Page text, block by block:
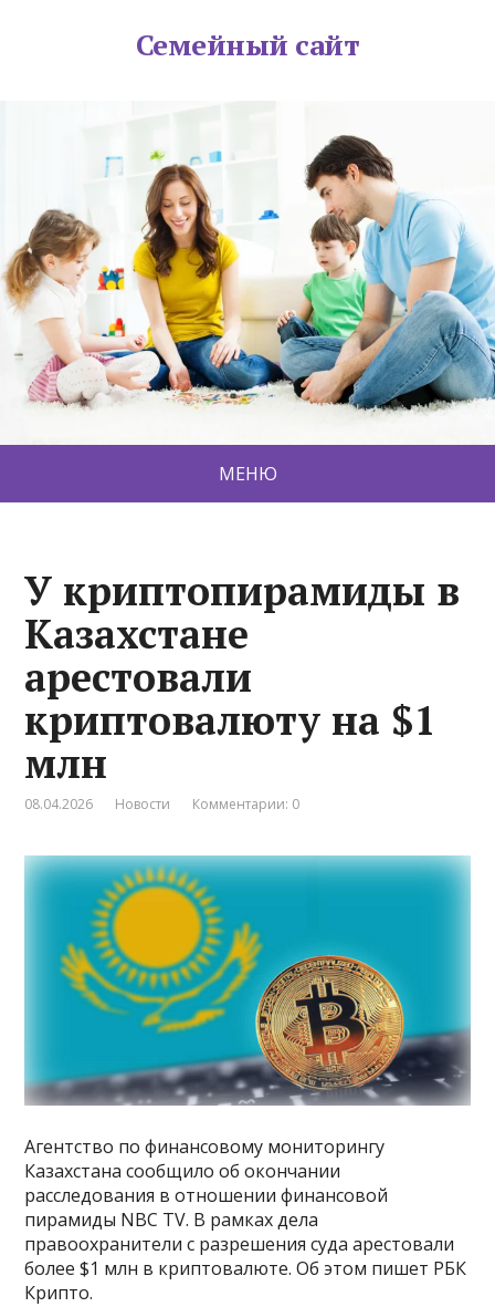
Семейный сайт
МЕНЮ
У криптопирамиды в
Казахстане
арестовали
криптовалюту на $1
млн
08.04.2026 Новости Комментарии: 0
Агентство по финансовому мониторингу
Казахстана сообщило об окончании
расследования в отношении финансовой
пирамиды NBC TV. В рамках дела
правоохранители с разрешения суда арестовали
более $1 млн в криптовалюте. Об этом пишет РБК
Крипто.